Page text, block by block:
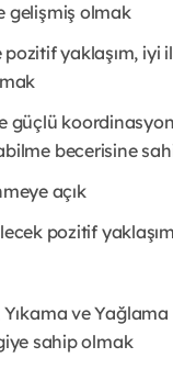
gelişmiş olmak
yaklaşım, iyi
güçlü
becerisine
açık
pozitif
ve
sahip olmak